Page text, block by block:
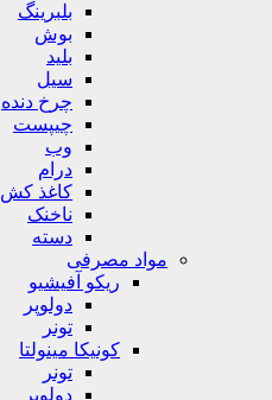
بلبرینگ
بوش
بلید
سیل
چرخ دنده
چیپست
وب
درام
کاغذ کش
ناخنک
دسته
مواد مصرفی
ریکو آفیشیو
دولوپر
تونر
کونیکا مینولتا
تونر
دولوپر